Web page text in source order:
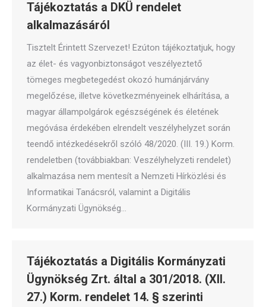
Tájékoztatás a DKÜ rendelet
alkalmazásáról
Tisztelt Érintett Szervezet! Ezúton tájékoztatjuk, hogy
az élet- és vagyonbiztonságot veszélyeztető
tömeges megbetegedést okozó humánjárvány
megelőzése, illetve következményeinek elhárítása, a
magyar állampolgárok egészségének és életének
megóvása érdekében elrendelt veszélyhelyzet során
teendő intézkedésekről szóló 48/2020. (III. 19.) Korm.
rendeletben (továbbiakban: Veszélyhelyzeti rendelet)
alkalmazása nem mentesít a Nemzeti Hírközlési és
Informatikai Tanácsról, valamint a Digitális
Kormányzati Ügynökség…
Tájékoztatás a Digitális Kormányzati
Ügynökség Zrt. által a 301/2018. (XII.
27.) Korm. rendelet 14. § szerinti